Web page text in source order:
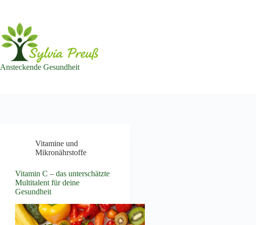
springen
Ansteckende Gesundheit
Vitamine und
Mikronährstoffe
Vitamin C – das unterschätzte
Multitalent für deine
Gesundheit